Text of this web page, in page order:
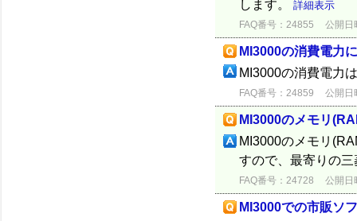
します。 詳細表示
FAQ番号：24855 公開日
MI3000の消費電力
MI3000の消費電力
FAQ番号：24859 公開日
MI3000のメモリ
MI3000のメモリ
すので、最寄りの
FAQ番号：24728 公開日
MI3000での市販ソ